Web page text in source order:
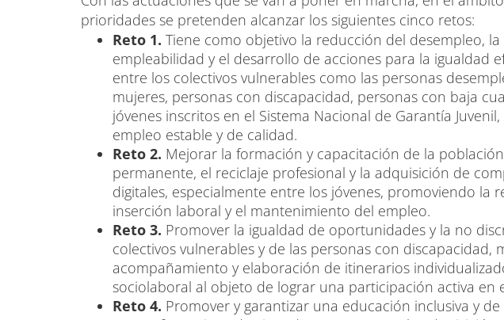
prioridades se pretenden alcanzar los siguientes cinco retos:
Reto 1. Tiene como objetivo la reducción del desempleo,
empleabilidad y el desarrollo de acciones para la igualdad
entre los colectivos vulnerables como las personas
mujeres, personas con discapacidad, personas con baja
jóvenes inscritos en el Sistema Nacional de Garantía
empleo estable y de calidad.
Reto 2. Mejorar la formación y capacitación de la
permanente, el reciclaje profesional y la adquisición de
digitales, especialmente entre los jóvenes, promoviendo la
inserción laboral y el mantenimiento del empleo.
Reto 3. Promover la igualdad de oportunidades y la no
colectivos vulnerables y de las personas con discapacidad,
acompañamiento y elaboración de itinerarios
sociolaboral al objeto de lograr una participación activa en
Reto 4. Promover y garantizar una educación inclusiva y